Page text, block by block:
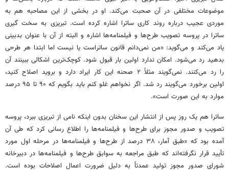
موضوعات مختلفی در آن صحبت می‌کند. او در بخشی از این مصاحبه هم به
موردی عجیب درباره روند کاری ساترا اشاره کرده است. تبریزی به سخت گیری
ساترا در پروسه تصویب طرح‌ها و فیلمنامه‌ها اشاره و البته از آن با عنوان بدبینی
یاد می‌کند و می‌گوید: «من نمی‌دانم قانون ساتراست یا نیست اما ابتدا هر طرحی
بدهید رد می‌شود. امکان ندارد اولین بار قبول شود. کوچک‌ترین اشکالی ببینند آن
را رد می‌کنند. نمی‌گویند مثلاً ۲ صحنه این کار ایراد دارد و بروید اصلاح کنید،
اولین برخورد می‌گویند رد شد. اگر نخواهم غلو کنم باید بگویم که ۹۰ تا ۹۵ درصد
موارد به این صورت است».
ساترا هم یک روز پس از انتشار این سخنان بدون اینکه نامی از تبریزی ببرد، پروسه
تصویب و صدور مجوز برای طرح‌ها و فیلمنامه‌ها را اطلاع رسانی کرد که طی آن
آمده بود که «طبق آمار، ۳۸ درصد از طرح‌ها و فیلمنامه‌ها در مرحله اول مورد
تأیید قرار نگرفته‌اند که طبق مراجعه به سوابق طرح‌ها و فیلمنامه‌ها در دبیرخانه
شورای صدور مجوز تولید عمدتاً به دلیل ضرورت اعمال اصلاحات بوده است.